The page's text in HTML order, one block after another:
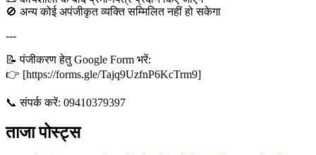
🚫 अन्य कोई अपंजीकृत व्यक्ति सम्मिलित नहीं हो सकेगा
---
📝 पंजीकरण हेतु Google Form भरें:
👉 [https://forms.gle/Tajq9UzfnP6KcTrm9]
📞 संपर्क करें: 09410379397
ताजा पोस्ट्स